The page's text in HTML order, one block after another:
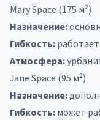
Mary Space (175 м²)
Назначение:
Гибкость:
Атмосфера:
Jane Space (95 м²)
Назначение:
Гибкость:может